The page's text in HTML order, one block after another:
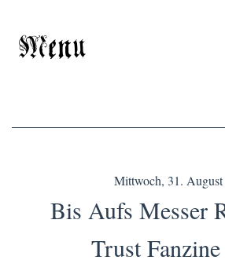
Menu
Mittwoch, 31. August
Bis Aufs Messer
Trust Fanzine